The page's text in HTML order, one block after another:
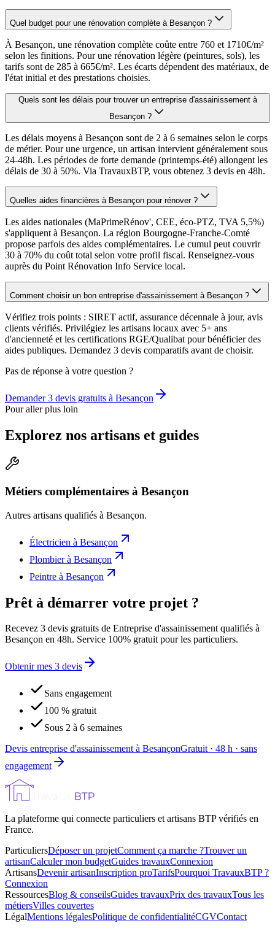
Quel budget pour une rénovation complète à Besançon ?
À Besançon, une rénovation complète coûte entre 760 et 1710€/m²
selon les finitions. Pour une rénovation légère (peintures, sols), les
tarifs sont de 285 à 665€/m². Les écarts dépendent des matériaux, de
l'état initial et des prestations choisies.
Quels sont les délais pour trouver un entreprise d'assainissement à
Besançon ?
Les délais moyens à Besançon sont de 2 à 6 semaines selon le corps
de métier. Pour une urgence, un artisan intervient généralement sous
24-48h. Les périodes de forte demande (printemps-été) allongent les
délais de 30 à 50%. Via TravauxBTP, vous obtenez 3 devis en 48h.
Quelles aides financières à Besançon pour rénover ?
Les aides nationales (MaPrimeRénov', CEE, éco-PTZ, TVA 5,5%)
s'appliquent à Besançon. La région Bourgogne-Franche-Comté
propose parfois des aides complémentaires. Le cumul peut couvrir
30 à 70% du coût total selon votre profil fiscal. Renseignez-vous
auprès du Point Rénovation Info Service local.
Comment choisir un bon entreprise d'assainissement à Besançon ?
Vérifiez trois points : SIRET actif, assurance décennale à jour, avis
clients vérifiés. Privilégiez les artisans locaux avec 5+ ans
d'ancienneté et les certifications RGE/Qualibat pour bénéficier des
aides publiques. Demandez 3 devis comparatifs avant de choisir.
Pas de réponse à votre question ?
Demander 3 devis gratuits à Besançon
Pour aller plus loin
Explorez nos artisans et guides
Métiers complémentaires à Besançon
Autres artisans qualifiés à Besançon.
Électricien à Besançon
Plombierà Besançon
Peintre à Besançon
Prêt à démarrer votre projet ?
Recevez 3 devis gratuits de Entreprise d'assainissement qualifiés à
Besançon en 48h. Service 100% gratuit pour les particuliers.
Obtenir mes 3 devis
Sans engagement
100 % gratuit
Sous 2 à 6 semaines
Devis entreprise d'assainissement à BesançonGratuit · 48 h · sans
engagement
La plateforme qui connecte particuliers et artisans BTP vérifiés en
France.
ParticuliersDéposer un projetComment ça marche ?Trouver un
artisanCalculer mon budgetGuides travauxConnexion
ArtisansDevenir artisanInscription proTarifsPourquoi TravauxBTP ?
Connexion
RessourcesBlog & conseilsGuides travauxPrix des travauxTous les
métiersVilles couvertes
LégalMentions légalesPolitique de confidentialitéCGVContact